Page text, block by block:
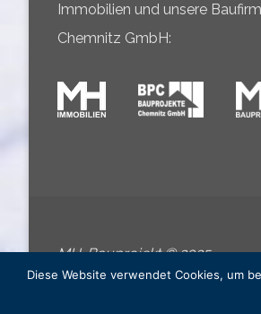
Immobilien und unsere
Chemnitz GmbH:
MH-Bauprojekt © 2025
Diese Website verwendet Cookies, um